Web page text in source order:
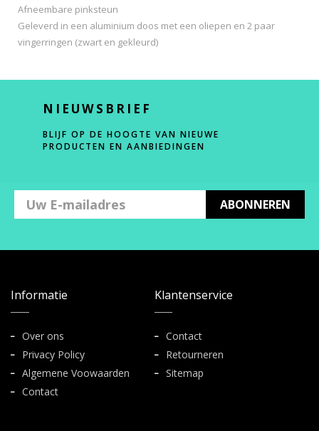
Afneembare pinksteun
Geleverd in een aluminium doos met een oliepen en 2 paar
vingerringen (zwart en gekleurd)
NIEUWSBRIEF
BLIJF OP DE HOOGTE VAN NIEUWE
PRODUCTEN EN AANBIEDINGEN
ABONNEREN
Informatie
Over ons
Privacy Policy
Algemene Voowaarden
Contact
Klantenservice
Contact
Retourneren
Sitemap